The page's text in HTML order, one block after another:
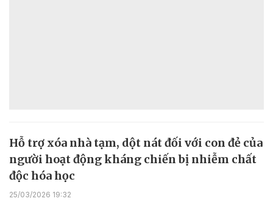
Hỗ trợ xóa nhà tạm, dột nát đối với con đẻ của
người hoạt động kháng chiến bị nhiễm chất
độc hóa học
25/03/2026 19:32